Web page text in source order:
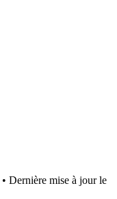
• Dernière mise à jour le